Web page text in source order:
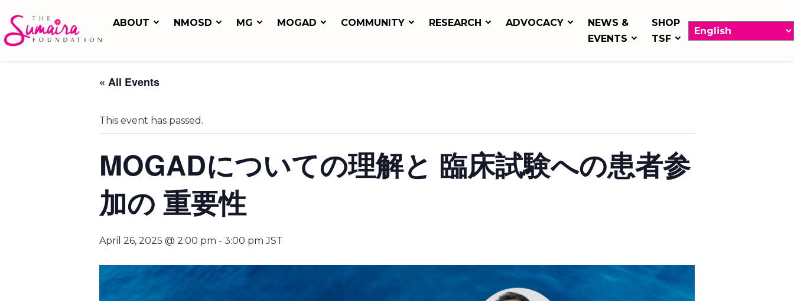
ABOUT NMOSD MG MOGAD COMMUNITY RESEARCH ADVOCACY
NEWS &
EVENTS
SHOP
TSF
« All Events
This event has passed.
MOGADについての理解と 臨床試験への患者参
加の 重要性
April 26, 2025 @ 2:00 pm - 3:00 pm JST